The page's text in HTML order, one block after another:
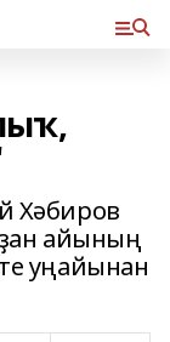
Хәбиров
айының
уңайынан